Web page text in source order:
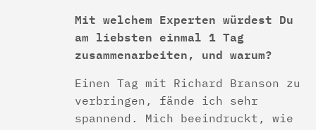
Mit welchem Experten würdest Du
am liebsten einmal 1 Tag
zusammenarbeiten, und warum?
Einen Tag mit Richard Branson zu
verbringen, fände ich sehr
spannend. Mich beeindruckt, wie